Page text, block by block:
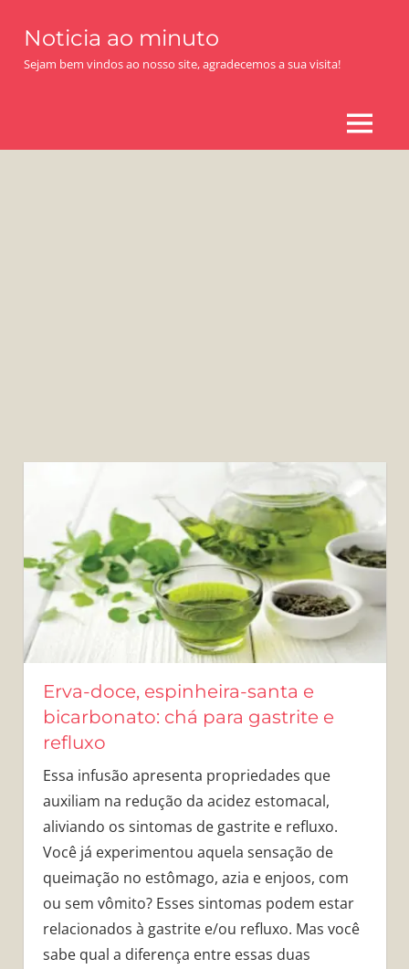
content
Noticia ao minuto
Sejam bem vindos ao nosso site, agradecemos a sua visita!
MENU
Erva-doce, espinheira-santa e
bicarbonato: chá para gastrite e
refluxo
Essa infusão apresenta propriedades que
auxiliam na redução da acidez estomacal,
aliviando os sintomas de gastrite e refluxo.
Você já experimentou aquela sensação de
queimação no estômago, azia e enjoos, com
ou sem vômito? Esses sintomas podem estar
relacionados à gastrite e/ou refluxo. Mas você
sabe qual a diferença entre essas duas